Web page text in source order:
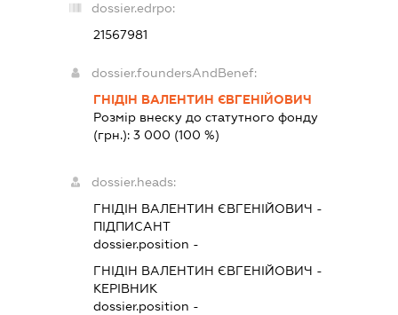
dossier.edrpo:
21567981
dossier.foundersAndBenef:
ГНІДІН ВАЛЕНТИН ЄВГЕНІЙОВИЧ
Розмір внеску до статутного фонду
(грн.):3 000 (100 %)
dossier.heads:
ГНІДІН ВАЛЕНТИН ЄВГЕНІЙОВИЧ -
ПІДПИСАНТ
dossier.position -
ГНІДІН ВАЛЕНТИН ЄВГЕНІЙОВИЧ -
КЕРІВНИК
dossier.position -